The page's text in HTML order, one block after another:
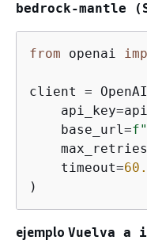
bedrock-mantle
from openai
client =
    base_url=
    timeout=
)
ejemplo Vuelva a